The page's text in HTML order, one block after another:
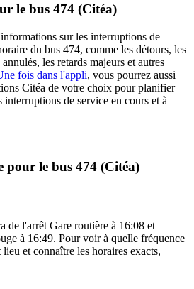
le bus 474 (Citéa)
sur les interruptions de
du bus 474, comme les détours, les
les retards majeurs et autres
fois dans l'appli, vous pourrez aussi
Citéa de votre choix pour planifier
interruptions de service en cours et à
pour le bus 474 (Citéa)
de l'arrêt Gare routière à 16:08 et
à 16:49. Pour voir à quelle fréquence
et connaître les horaires exacts,